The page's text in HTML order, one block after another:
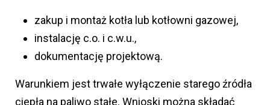
zakup i montaż kotła lub kotłowni gazowej,
instalację c.o. i c.w.u.,
dokumentację projektową.
Warunkiem jest trwałe wyłączenie starego źródła
ciepła na paliwo stałe. Wnioski można składać